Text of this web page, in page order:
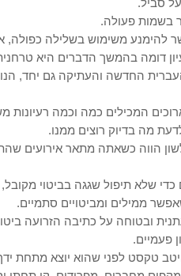
החדשה והעתיקה גם יחד,
המכילים כמה וכמה רעיונות
מה בדיוק רוצים ממנו.